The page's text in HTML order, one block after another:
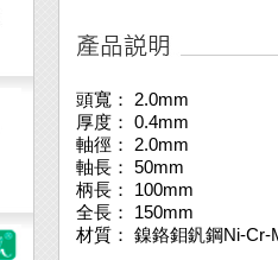
頭寬： 2.0mm
厚度： 0.4mm
軸徑： 2.0mm
軸長： 50mm
柄長： 100mm
全長： 150mm
材質： 鎳鉻鉬釩鋼Ni-Cr-